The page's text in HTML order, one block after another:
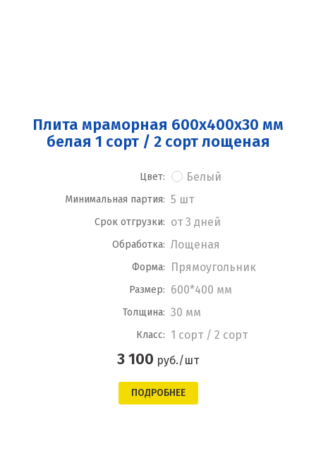
Плита мраморная 600x400x30 мм
белая 1 сорт / 2 сорт лощеная
Цвет: Белый
Минимальная партия: 5 шт
Срок отгрузки: от 3 дней
Обработка: Лощеная
Форма: Прямоугольник
Размер: 600*400 мм
Толщина: 30 мм
Класс: 1 сорт / 2 сорт
3 100 руб./шт
ПОДРОБНЕЕ